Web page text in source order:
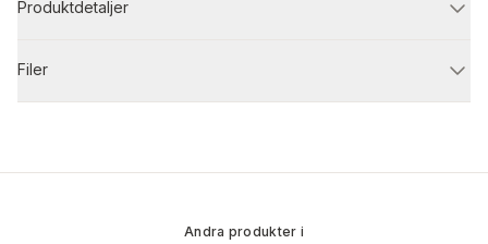
Produktdetaljer
Filer
Andra produkter i